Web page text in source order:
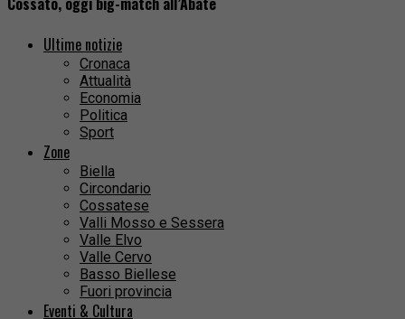
Ultime notizie
Cronaca
Attualità
Economia
Politica
Sport
Zone
Biella
Circondario
Cossatese
Valli Mosso e Sessera
Valle Elvo
Valle Cervo
Basso Biellese
Fuori provincia
Eventi & Cultura